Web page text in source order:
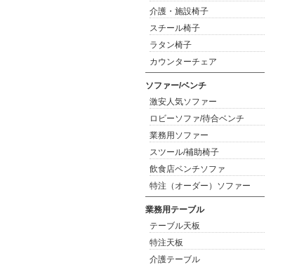
介護・施設椅子
スチール椅子
ラタン椅子
カウンターチェア
ソファー/ベンチ
激安人気ソファー
ロビーソファ/待合ベンチ
業務用ソファー
スツール/補助椅子
飲食店ベンチソファ
特注（オーダー）ソファー
業務用テーブル
テーブル天板
特注天板
介護テーブル